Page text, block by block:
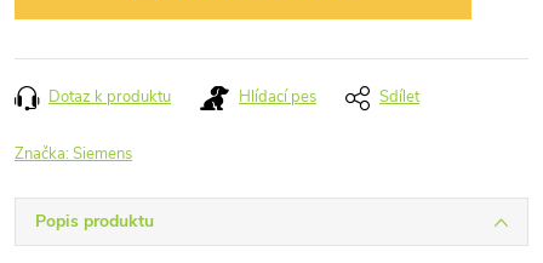
Dotaz k produktu Hlídací pes Sdílet
Značka:Siemens
Popis produktu